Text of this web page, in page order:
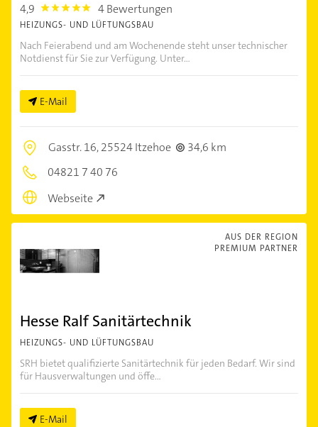
4,9 4.9 4 Bewertungen
HEIZUNGS- UND LÜFTUNGSBAU
Nach Feierabend und am Wochenende steht unser technischer
Notdienst für Sie zur Verfügung. Unter...
E-Mail
Gasstr. 16,25524 Itzehoe
34,6 km
04821 7 40 76
Webseite
AUS DER REGION
PREMIUM PARTNER
Hesse Ralf Sanitärtechnik
HEIZUNGS- UND LÜFTUNGSBAU
SRH bietet qualifizierte Sanitärtechnik für jeden Bedarf. Wir sind
für Hausverwaltungen und öffe...
E-Mail